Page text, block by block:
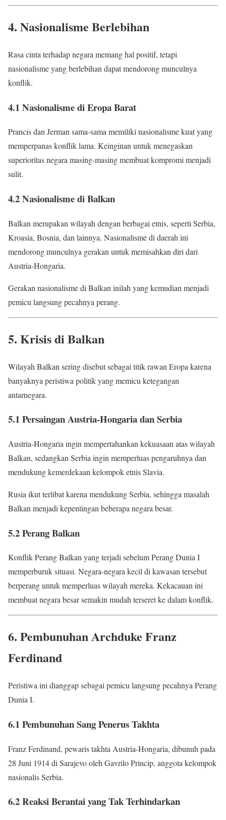
4. Nasionalisme Berlebihan
Rasa cinta terhadap negara memang hal positif, tetapi
nasionalisme yang berlebihan dapat mendorong munculnya
konflik.
4.1 Nasionalisme di Eropa Barat
Prancis dan Jerman sama-sama memiliki nasionalisme kuat yang
memperpanas konflik lama. Keinginan untuk menegaskan
superioritas negara masing-masing membuat kompromi menjadi
sulit.
4.2 Nasionalisme di Balkan
Balkan merupakan wilayah dengan berbagai etnis, seperti Serbia,
Kroasia, Bosnia, dan lainnya. Nasionalisme di daerah ini
mendorong munculnya gerakan untuk memisahkan diri dari
Austria-Hongaria.
Gerakan nasionalisme di Balkan inilah yang kemudian menjadi
pemicu langsung pecahnya perang.
5. Krisis di Balkan
Wilayah Balkan sering disebut sebagai titik rawan Eropa karena
banyaknya peristiwa politik yang memicu ketegangan
antarnegara.
5.1 Persaingan Austria-Hongaria dan Serbia
Austria-Hongaria ingin mempertahankan kekuasaan atas wilayah
Balkan, sedangkan Serbia ingin memperluas pengaruhnya dan
mendukung kemerdekaan kelompok etnis Slavia.
Rusia ikut terlibat karena mendukung Serbia, sehingga masalah
Balkan menjadi kepentingan beberapa negara besar.
5.2 Perang Balkan
Konflik Perang Balkan yang terjadi sebelum Perang Dunia I
memperburuk situasi. Negara-negara kecil di kawasan tersebut
berperang untuk memperluas wilayah mereka. Kekacauan ini
membuat negara besar semakin mudah terseret ke dalam konflik.
6. Pembunuhan Archduke Franz
Ferdinand
Peristiwa ini dianggap sebagai pemicu langsung pecahnya Perang
Dunia I.
6.1 Pembunuhan Sang Penerus Takhta
Franz Ferdinand, pewaris takhta Austria-Hongaria, dibunuh pada
28 Juni 1914 di Sarajevo oleh Gavrilo Princip, anggota kelompok
nasionalis Serbia.
6.2 Reaksi Berantai yang Tak Terhindarkan